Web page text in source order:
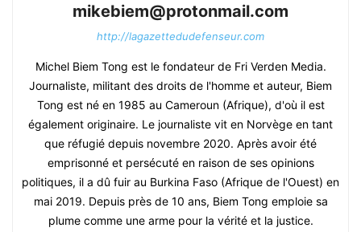
mikebiem@protonmail.com
http://lagazettedudefenseur.com
Michel Biem Tong est le fondateur de Fri Verden Media.
Journaliste, militant des droits de l'homme et auteur, Biem
Tong est né en 1985 au Cameroun (Afrique), d'où il est
également originaire. Le journaliste vit en Norvège en tant
que réfugié depuis novembre 2020. Après avoir été
emprisonné et persécuté en raison de ses opinions
politiques, il a dû fuir au Burkina Faso (Afrique de l'Ouest) en
mai 2019. Depuis près de 10 ans, Biem Tong emploie sa
plume comme une arme pour la vérité et la justice.